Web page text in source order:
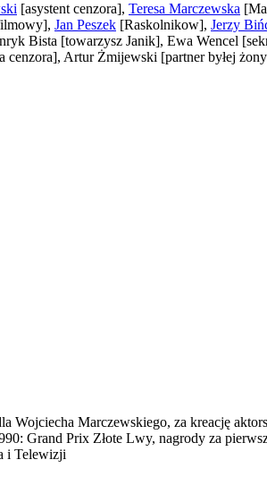
[asystent cenzora], Teresa Marczewska
, Jan Peszek [Raskolnikow], Jerzy
Bista [towarzysz Janik], Ewa Wencel
cenzora], Artur Żmijewski [partner byłej
Wojciecha Marczewskiego, za kreację
Grand Prix Złote Lwy, nagrody za
i Telewizji